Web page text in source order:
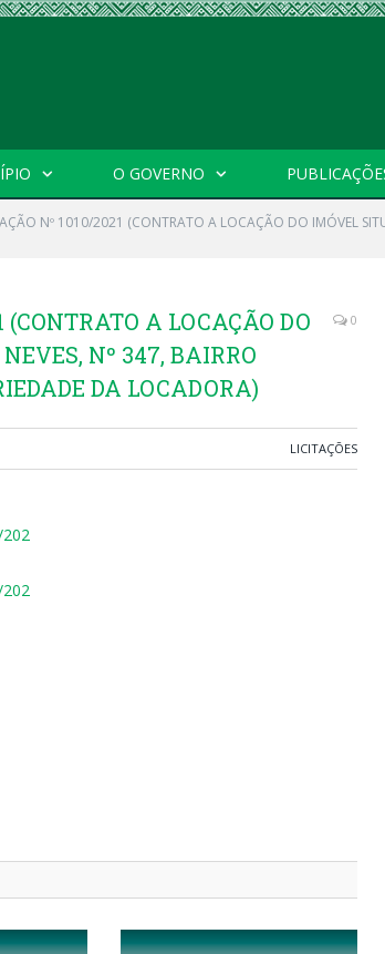
O GOVERNO
Nº 1010/2021 (CONTRATO A LOCAÇÃO DO IMÓVEL
A LOCAÇÃO DO
Nº 347, BAIRRO
DA LOCADORA)
0
LICITAÇÕES
202
202